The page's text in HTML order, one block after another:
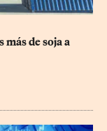
de soja a